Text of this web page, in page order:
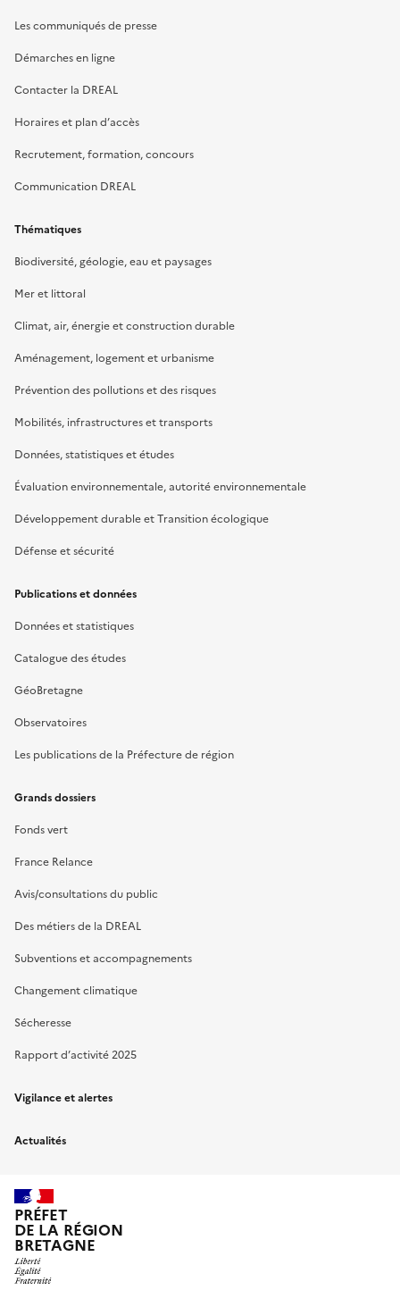
Les communiqués de presse
Démarches en ligne
Contacter la DREAL
Horaires et plan d’accès
Recrutement, formation, concours
Communication DREAL
Thématiques
Biodiversité, géologie, eau et paysages
Mer et littoral
Climat, air, énergie et construction durable
Aménagement, logement et urbanisme
Prévention des pollutions et des risques
Mobilités, infrastructures et transports
Données, statistiques et études
Évaluation environnementale, autorité environnementale
Développement durable et Transition écologique
Défense et sécurité
Publications et données
Données et statistiques
Catalogue des études
GéoBretagne
Observatoires
Les publications de la Préfecture de région
Grands dossiers
Fonds vert
France Relance
Avis/consultations du public
Des métiers de la DREAL
Subventions et accompagnements
Changement climatique
Sécheresse
Rapport d’activité 2025
Vigilance et alertes
Actualités
PRÉFET
DE LA RÉGION
BRETAGNE